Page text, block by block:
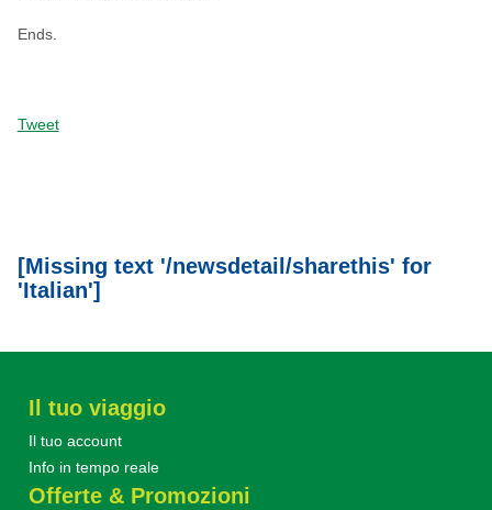
Ends.
Tweet
[Missing text '/newsdetail/sharethis' for
'Italian']
Il tuo viaggio
Il tuo account
Info in tempo reale
Offerte & Promozioni